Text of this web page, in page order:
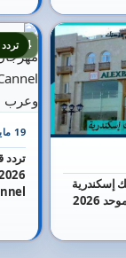
إسكندرية
شكاوي الخط الساخن الموحد 2026
24
19 مايو 2026 · 16:25
تردد